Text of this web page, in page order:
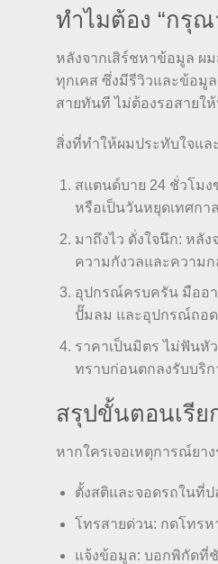
ทำไมต้อง “กรุณ
หลังจากเสิร์ชหาข้อมูล ผ
ทุกเคส ซึ่งมีรีวิวและข้อมู
สายทันที ไม่ต้องรอสายให้
สิ่งที่ทำให้ผมประทับใจแ
สแตนด์บาย 24 ชั่วโม
หรือเป็นวันหยุดเทศกา
มาถึงไว ดั่งใจนึก: หลั
ความกังวลและความ
อุปกรณ์ครบครัน มืออา
ปั๊มลม และอุปกรณ์ถอด
ราคาเป็นมิตร ไม่ฟันหั
ทราบก่อนตกลงรับบริ
สรุปขั้นตอนเรีย
หากใครเจอเหตุการณ์ยา
ตั้งสติและจอดรถในที่
โทรสายด่วน: กดโทรห
แจ้งข้อมูล: บอกพิกัดที่ชั